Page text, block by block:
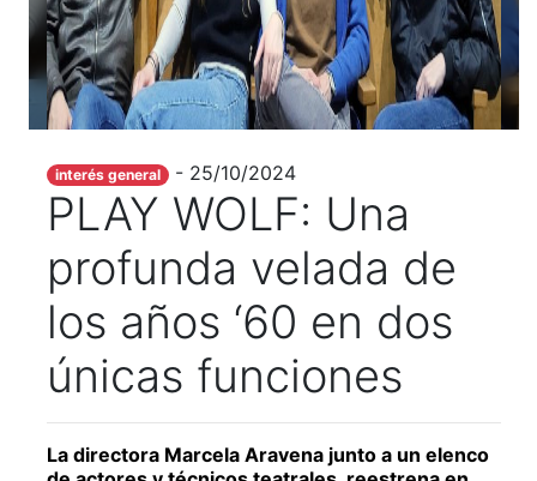
interés general - 25/10/2024
PLAY WOLF: Una
profunda velada de
los años ‘60 en dos
únicas funciones
La directora Marcela Aravena junto a un elenco